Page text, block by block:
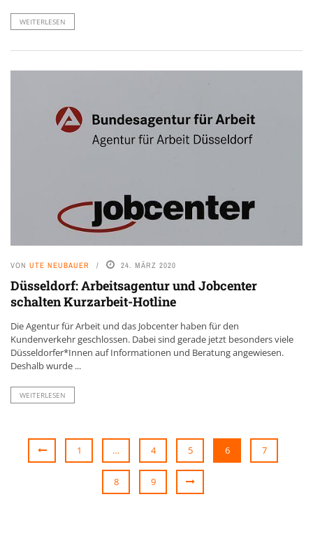
WEITERLESEN
VON UTE NEUBAUER 24. MÄRZ 2020
Düsseldorf: Arbeitsagentur und Jobcenter
schalten Kurzarbeit-Hotline
Die Agentur für Arbeit und das Jobcenter haben für den
Kundenverkehr geschlossen. Dabei sind gerade jetzt besonders viele
Düsseldorfer*Innen auf Informationen und Beratung angewiesen.
Deshalb wurde ...
WEITERLESEN
1 … 4 5 6 7
8 9